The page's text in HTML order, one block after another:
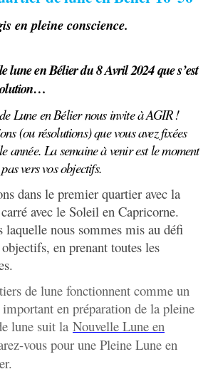
en pleine conscience.
lune en Bélier du 8 Avril 2024 que s’est
Lune en Bélier nous invite à AGIR !
(ou résolutions) que vous avez fixées
année. La semaine à venir est le moment
vers vos objectifs.
dans le premier quartier avec la
avec le Soleil en Capricorne.
laquelle nous sommes mis au défi
en prenant toutes les
de lune fonctionnent comme un
en préparation de la pleine
lune suit la Nouvelle Lune en
vous pour une Pleine Lune en